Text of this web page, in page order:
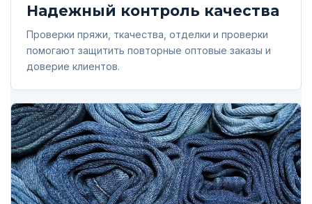
Надежный контроль качества
Проверки пряжи, ткачества, отделки и проверки
помогают защитить повторные оптовые заказы и
доверие клиентов.